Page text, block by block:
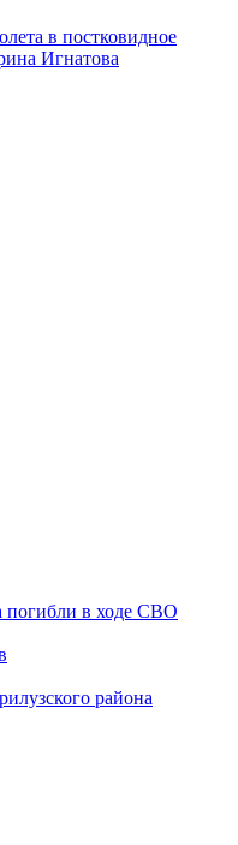
в постковидное
Игнатова
погибли в ходе СВО
района